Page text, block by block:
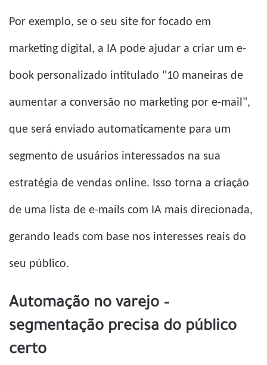
Por exemplo, se o seu site for focado em
marketing digital, a IA pode ajudar a criar um e-
book personalizado intitulado "10 maneiras de
aumentar a conversão no marketing por e-mail",
que será enviado automaticamente para um
segmento de usuários interessados ​​na sua
estratégia de vendas online. Isso torna a criação
de uma lista de e-mails com IA mais direcionada,
gerando leads com base nos interesses reais do
seu público.
Automação no varejo –
segmentação precisa do público
certo